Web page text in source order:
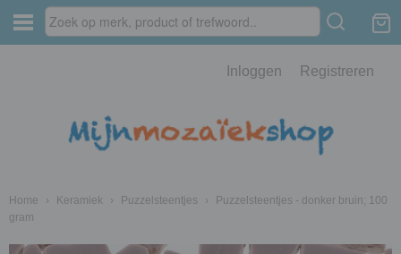
Inloggen Registreren
Home › Keramiek › Puzzelsteentjes ›
Puzzelsteentjes - donker bruin; 100
gram